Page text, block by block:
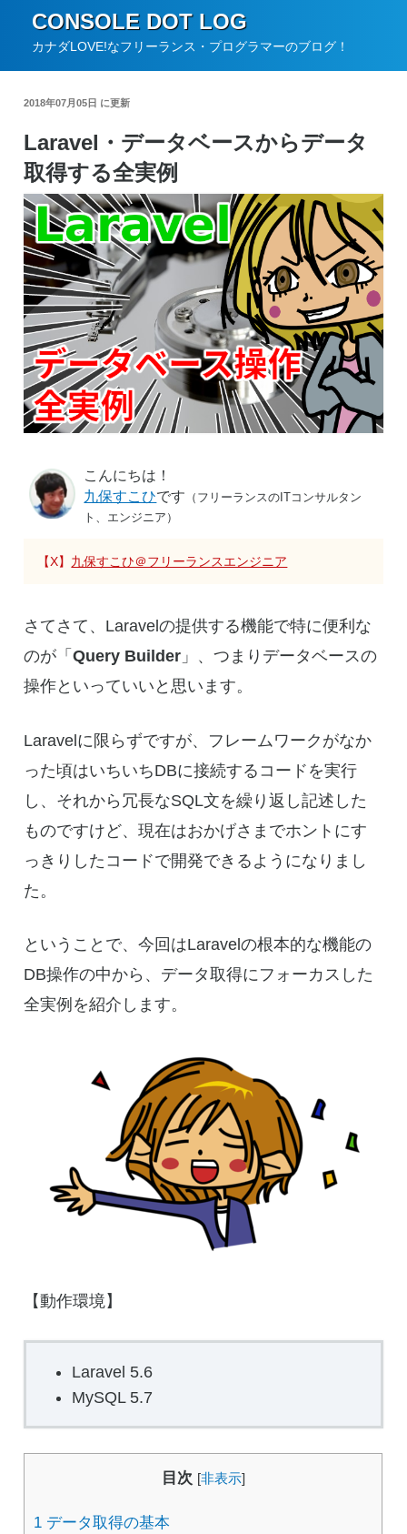
CONSOLE DOT LOG
カナダLOVE!なフリーランス・プログラマーのブログ！
2018年07月05日 に更新
Laravel・データベースからデータ
取得する全実例
こんにちは！
九保すこひです （フリーランスのITコンサルタン
ト、エンジニア）
【X】 九保すこひ＠フリーランスエンジニア
さてさて、Laravelの提供する機能で特に便利な
のが「Query Builder 」、つまりデータベースの
操作といっていいと思います。
Laravelに限らずですが、フレームワークがなか
った頃はいちいちDBに接続するコードを実行
し、それから冗長なSQL文を繰り返し記述した
ものですけど、現在はおかげさまでホントにす
っきりしたコードで開発できるようになりまし
た。
ということで、今回はLaravelの根本的な機能の
DB操作の中から、データ取得にフォーカスした
全実例を紹介します。
【動作環境】
Laravel 5.6
MySQL 5.7
目次 [非表示]
1 データ取得の基本